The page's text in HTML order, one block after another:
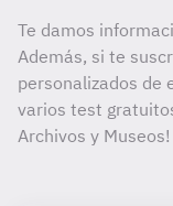
Te damos
Además, si te
personalizados de
varios test
Archivos y Museos!